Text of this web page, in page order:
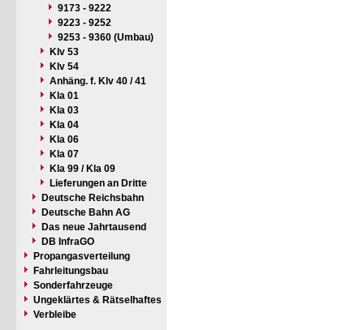
9173 - 9222
9223 - 9252
9253 - 9360 (Umbau)
Klv 53
Klv 54
Anhäng. f. Klv 40 / 41
Kla 01
Kla 03
Kla 04
Kla 06
Kla 07
Kla 99 / Kla 09
Lieferungen an Dritte
Deutsche Reichsbahn
Deutsche Bahn AG
Das neue Jahrtausend
DB InfraGO
Propangasverteilung
Fahrleitungsbau
Sonderfahrzeuge
Ungeklärtes & Rätselhaftes
Verbleibe